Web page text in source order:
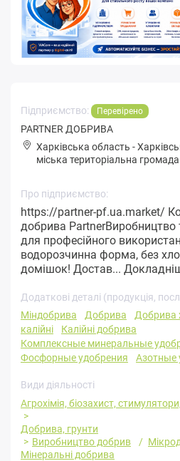
Підприємство: Перевірено
PARTNER ДОБРИВА
Харківська область -
міська територіальна громада
Про підприємство:
https://partner-pf.ua.market/
добрива
для професійного
водорозчинна форма, без
домішок! Достав...
Додаткові деталі (продукція,
Міндобрива
Добрива
Добрива
калійні
Калійні добрива
Комплексные минеральные
Фосфорные удобрения
Азотные
Види діяльності
Агрохімія, біозахист,
Добрива, грунти
Виробництво добрив
Мінеральні добрива